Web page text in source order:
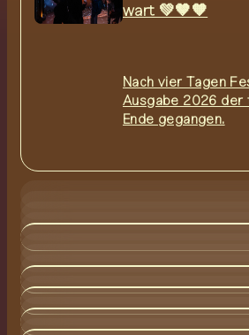
wart 💚🤎🧡
Nach vier Tagen
Ausgabe 2026 der
Ende gegangen.